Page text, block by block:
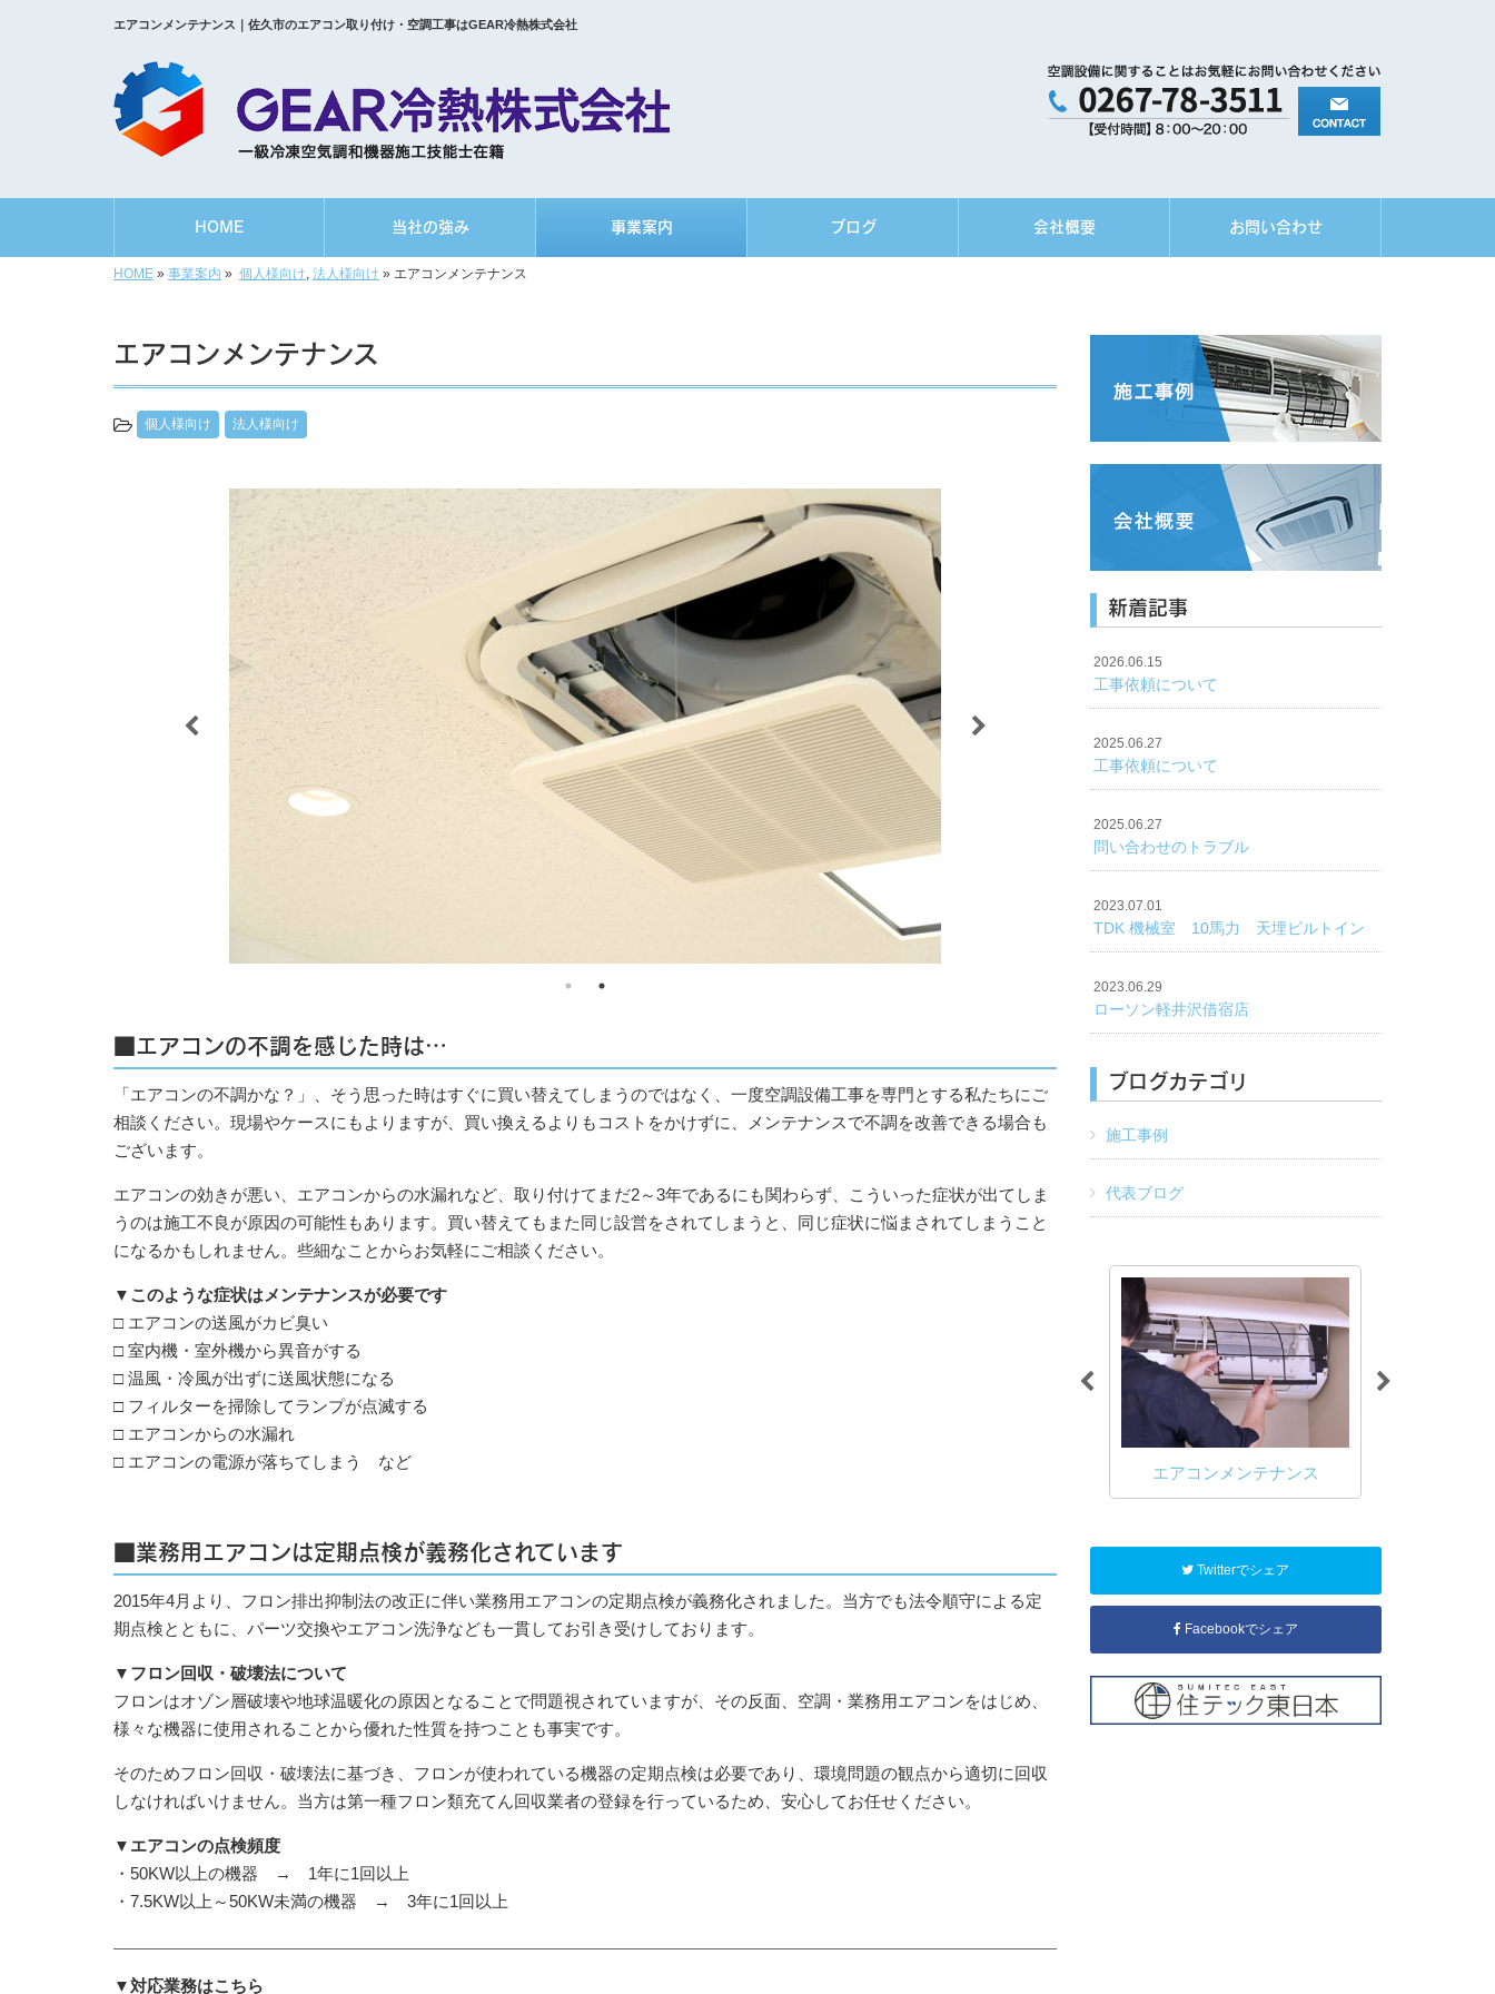
エアコンメンテナンス｜佐久市のエアコン取り付け・空調工事はGEAR冷熱株式会社
HOME 当社の強み 事業案内 ブログ 会社概要 お問い合わせ
HOME » 事業案内 » 個人様向け, 法人様向け » エアコンメンテナンス
エアコンメンテナンス
個人様向け 法人様向け
■エアコンの不調を感じた時は…
「エアコンの不調かな？」、そう思った時はすぐに買い替えてしまうのではなく、一度空調設備工事を専門とする私たちにご
相談ください。現場やケースにもよりますが、買い換えるよりもコストをかけずに、メンテナンスで不調を改善できる場合も
ございます。
エアコンの効きが悪い、エアコンからの水漏れなど、取り付けてまだ2～3年であるにも関わらず、こういった症状が出てしま
うのは施工不良が原因の可能性もあります。買い替えてもまた同じ設営をされてしまうと、同じ症状に悩まされてしまうこと
になるかもしれません。些細なことからお気軽にご相談ください。
▼このような症状はメンテナンスが必要です
□ エアコンの送風がカビ臭い
□ 室内機・室外機から異音がする
□ 温風・冷風が出ずに送風状態になる
□ フィルターを掃除してランプが点滅する
□ エアコンからの水漏れ
□ エアコンの電源が落ちてしまう など
■業務用エアコンは定期点検が義務化されています
2015年4月より、フロン排出抑制法の改正に伴い業務用エアコンの定期点検が義務化されました。当方でも法令順守による定
期点検とともに、パーツ交換やエアコン洗浄なども一貫してお引き受けしております。
▼フロン回収・破壊法について
フロンはオゾン層破壊や地球温暖化の原因となることで問題視されていますが、その反面、空調・業務用エアコンをはじめ、
様々な機器に使用されることから優れた性質を持つことも事実です。
そのためフロン回収・破壊法に基づき、フロンが使われている機器の定期点検は必要であり、環境問題の観点から適切に回収
しなければいけません。当方は第一種フロン類充てん回収業者の登録を行っているため、安心してお任せください。
▼エアコンの点検頻度
・50KW以上の機器 → 1年に1回以上
・7.5KW以上～50KW未満の機器 → 3年に1回以上
▼対応業務はこちら
新着記事
2026.06.15
工事依頼について
2025.06.27
工事依頼について
2025.06.27
問い合わせのトラブル
2023.07.01
TDK 機械室 10馬力 天埋ビルトイン
2023.06.29
ローソン軽井沢借宿店
ブログカテゴリ
施工事例
代表ブログ
エアコンメンテナンス
Twitterでシェア
Facebookでシェア